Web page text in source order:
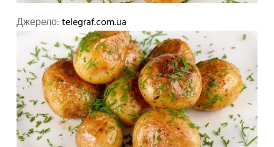
Джерело:telegraf.com.ua